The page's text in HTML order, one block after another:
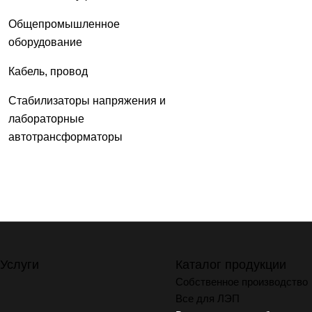
Общепромышленное
оборудование
Кабель, провод
Стабилизаторы напряжения и
лабораторные
автотрансформаторы
Услуги Каталог продукции
Собственное производство
Все для ЛЭП